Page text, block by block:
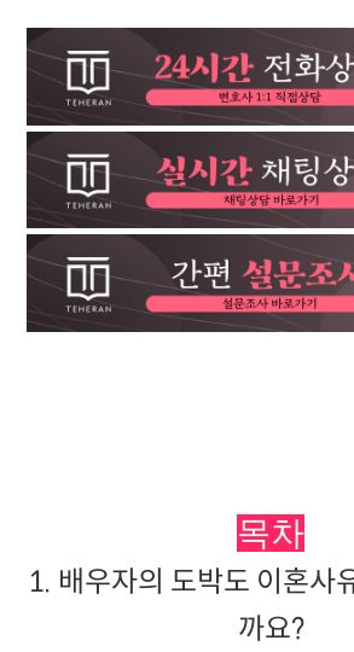
목차
1. 배우자의 도박도 이혼사
까요?